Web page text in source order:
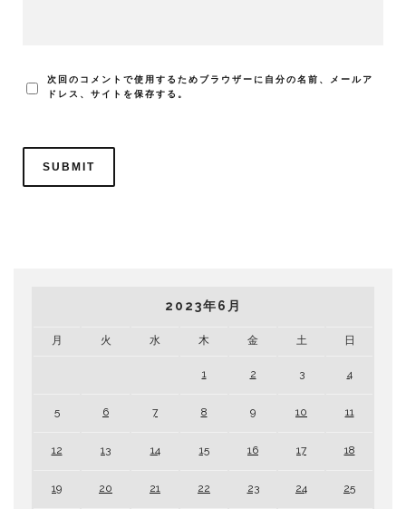
次回のコメントで使用するためブラウザーに自分の名前、メールア
ドレス、サイトを保存する。
2023年6月
月 火 水 木 金 土 日
1 2 3 4
5 6 7 8 9 10 11
12 13 14 15 16 17 18
19 20 21 22 23 24 25